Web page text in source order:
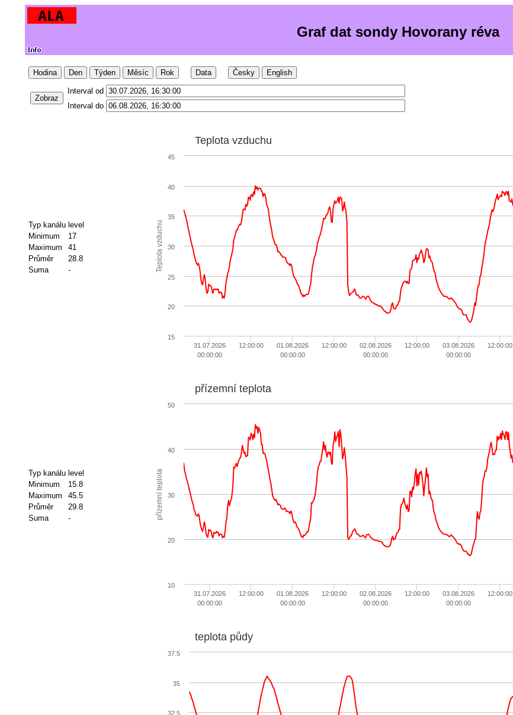
Graf dat sondy Hovorany réva
Hodina Den Týden Měsíc Rok Data Česky English
Zobraz
Interval od
Interval do
Typ kanálu level
Minimum
17
Maximum
41
Průměr
28.8
Suma
- Teplota vzduchu
Teplota vzduchu
31.07.2026
00:00:00
12:00:00
01.08.2026
00:00:00
12:00:00
02.08.2026
00:00:00
12:00:00
03.08.2026
00:00:00
12:00:00
15
20
25
30
35
40
45
Typ kanálu level
Minimum
15.8
Maximum
45.5
Průměr
29.8
Suma
- přízemní teplota
přízemní teplota
31.07.2026
00:00:00
12:00:00
01.08.2026
00:00:00
12:00:00
02.08.2026
00:00:00
12:00:00
03.08.2026
00:00:00
12:00:00
10
20
30
40
50
teplota půdy
35
37.5